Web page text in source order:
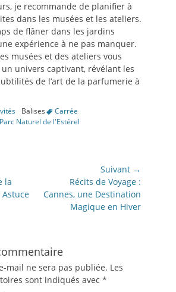
je recommande de planifier à
dans les musées et les ateliers.
de flâner dans les jardins
expérience à ne pas manquer.
musées et des ateliers vous
univers captivant, révélant les
de l’art de la parfumerie à
Balises
Carrée
Parc Naturel de l'Estérel
la
Astuce
Suivant →
suivant:
Récits de Voyage :
Cannes, une Destination
Magique en Hiver
mail ne sera pas publiée. Les
sont indiqués avec *